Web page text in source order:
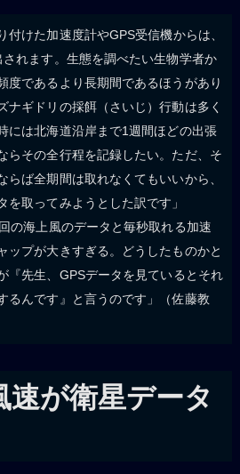
付けた加速度計やGPS受信機からは、
れます。生態を調べたい生物学者か
度であるより長期間であるほうがあり
ナギドリの採餌（さいじ）行動は多く
には北海道沿岸まで1週間ほどの出張
らその全行程を記録したい。ただ、そ
らば全期間は取れなくてもいいから、
を取ってみようとした訳です」
の海上風のデータと毎秒取れる加速
ップが大きすぎる。どうしたものかと
『先生、GPSデータを見ているとそれ
るんです』と言うのです」（佐藤教
速が衛星データ